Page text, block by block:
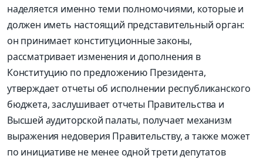
наделяется именно теми полномочиями, которые и
должен иметь настоящий представительный орган:
он принимает конституционные законы,
рассматривает изменения и дополнения в
Конституцию по предложению Президента,
утверждает отчеты об исполнении республиканского
бюджета, заслушивает отчеты Правительства и
Высшей аудиторской палаты, получает механизм
выражения недоверия Правительству, а также может
по инициативе не менее одной трети депутатов